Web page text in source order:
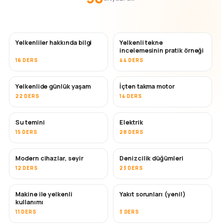
Yelkenliler hakkında bilgi
16 DERS
Yelkenli tekne
incelemesinin pratik örneği
44 DERS
Yelkenlide günlük yaşam
22 DERS
İçten takma motor
14 DERS
Su temini
15 DERS
Elektrik
28 DERS
Modern cihazlar, seyir
12 DERS
Denizcilik düğümleri
23 DERS
Makine ile yelkenli
kullanımı
11 DERS
Yakıt sorunları (yeni!)
3 DERS